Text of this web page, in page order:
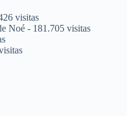
visitas
Noé - 181.705 visitas